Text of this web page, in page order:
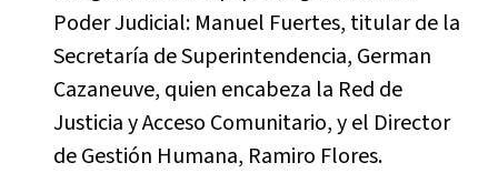
Poder Judicial: Manuel Fuertes, titular de la
Secretaría de Superintendencia, German
Cazaneuve, quien encabeza la Red de
Justicia y Acceso Comunitario, y el Director
de Gestión Humana, Ramiro Flores.